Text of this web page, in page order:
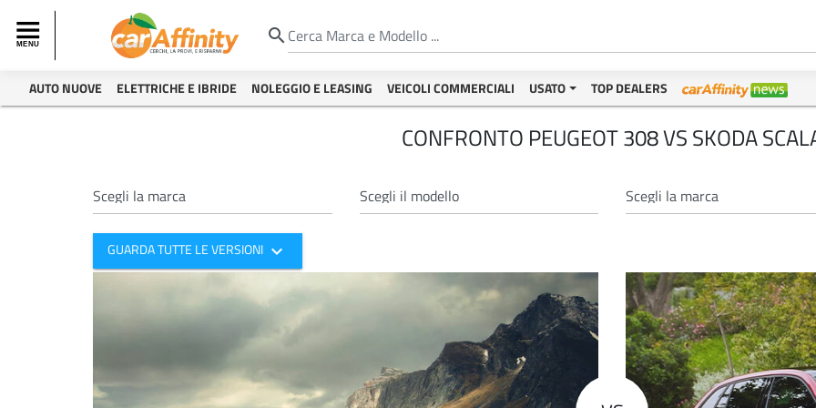
search
AUTO NUOVE ELETTRICHE E IBRIDE NOLEGGIO E LEASING VEICOLI COMMERCIALI USATO TOP DEALERS
CONFRONTO PEUGEOT 308 VS SKODA
GUARDA TUTTE LE VERSIONI expand_more